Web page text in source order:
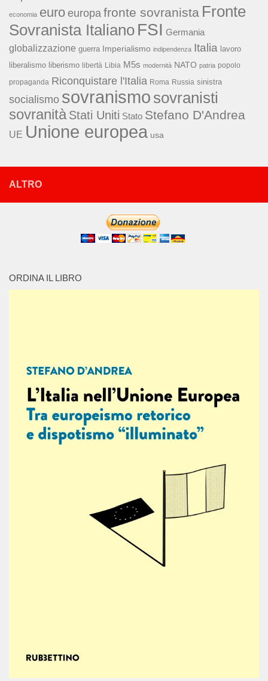
economia euro europa fronte sovranista Fronte
Sovranista Italiano FSI Germania
globalizzazione guerra Imperialismo indipendenza Italia lavoro
liberalismo liberismo libertà Libia M5s modernità NATO patria popolo
propaganda Riconquistare l'Italia Roma Russia sinistra
socialismo sovranismo sovranisti
sovranità Stati Uniti Stato Stefano D'Andrea
UE Unione europea usa
ALTRO
ORDINA IL LIBRO